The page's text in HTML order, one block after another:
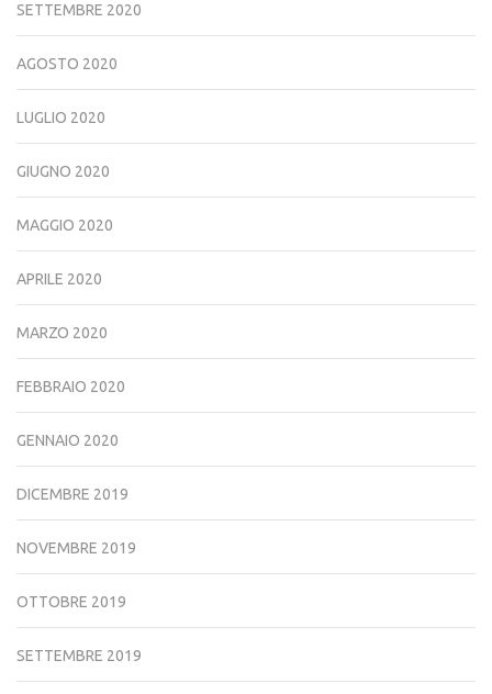
SETTEMBRE 2020
AGOSTO 2020
LUGLIO 2020
GIUGNO 2020
MAGGIO 2020
APRILE 2020
MARZO 2020
FEBBRAIO 2020
GENNAIO 2020
DICEMBRE 2019
NOVEMBRE 2019
OTTOBRE 2019
SETTEMBRE 2019